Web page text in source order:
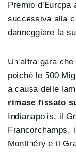
Premio d'Europa
successiva alla
danneggiare la
Un'altra gara
poiché le 500
a causa delle
rimase fissato
Indianapolis, il
Francorchamps,
Montlhéry e il